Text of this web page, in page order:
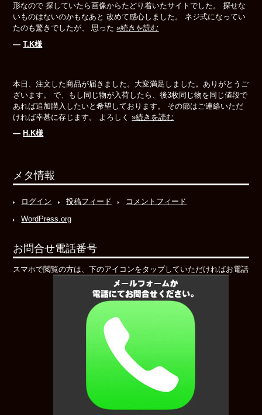
形なので 探していたら画像からたどり着いたサイトでした。 探せな
いものはないのかもなあと 改めて感心しました。 ネジ式になってい
たのも驚きでしたが、 思った»続きを読む
―T.K様
本日、注文した商品が届きました。大変満足しました。ありがとうご
ざいます。 で、もし同じ物が入荷したら、後3枚同じ物を同じ値段で
あれば追加購入したいと希望しております。 その節はご連絡いただ
ければ幸甚に存じます。 よろしく»続きを読む
― H.K様
メタ情報
ログイン 投稿フィード
コメントフィード
WordPress.org
お問合せ電話番号
スマホで閲覧の方は、下のアイコンをタップしていただければお電話